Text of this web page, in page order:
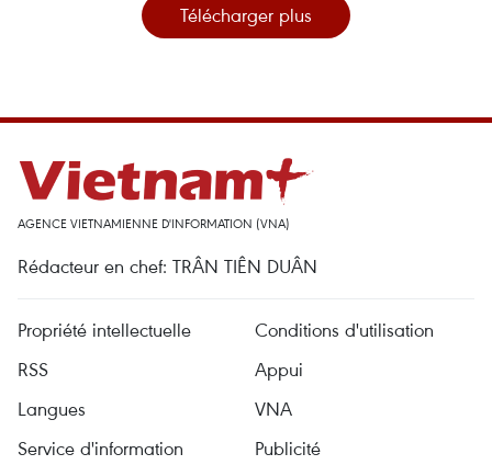
Télécharger plus
AGENCE VIETNAMIENNE D'INFORMATION (VNA)
Rédacteur en chef: TRÂN TIÊN DUÂN
Propriété intellectuelle
Conditions d'utilisation
RSS
Appui
Langues
VNA
Service d'information
Publicité